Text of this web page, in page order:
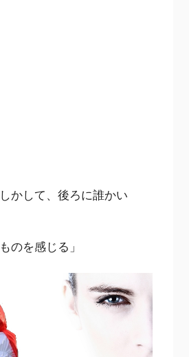
かして、後ろに誰かい
のを感じる」